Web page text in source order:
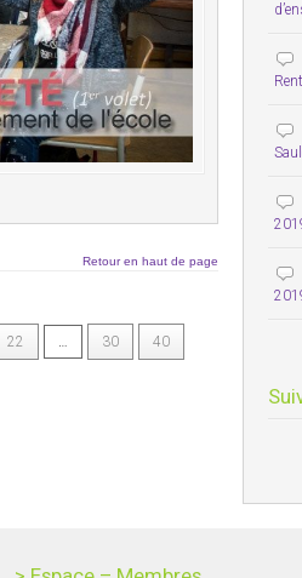
Retour en haut de page
22 30 40